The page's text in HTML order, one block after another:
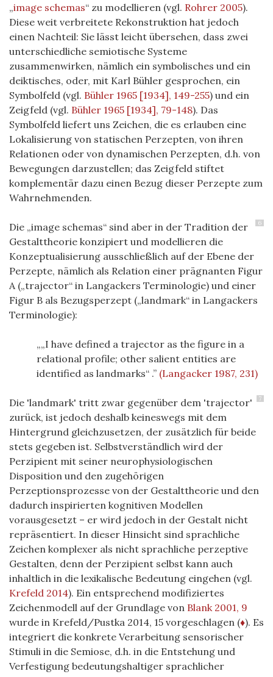
„image schemas“ zu modellieren (vgl. Rohrer 2005).
Diese weit verbreitete Rekonstruktion hat jedoch
einen Nachteil: Sie lässt leicht übersehen, dass zwei
unterschiedliche semiotische Systeme
zusammenwirken, nämlich ein symbolisches und ein
deiktisches, oder, mit Karl Bühler gesprochen, ein
Symbolfeld (vgl. Bühler 1965 [1934], 149-255) und ein
Zeigfeld (vgl. Bühler 1965 [1934], 79-148). Das
Symbolfeld liefert uns Zeichen, die es erlauben eine
Lokalisierung von statischen Perzepten, von ihren
Relationen oder von dynamischen Perzepten, d.h. von
Bewegungen darzustellen; das Zeigfeld stiftet
komplementär dazu einen Bezug dieser Perzepte zum
Wahrnehmenden.
6
Die „image schemas“ sind aber in der Tradition der
Gestalttheorie konzipiert und modellieren die
Konzeptualisierung ausschließlich auf der Ebene der
Perzepte, nämlich als Relation einer prägnanten Figur
A („trajector“ in Langackers Terminologie) und einer
Figur B als Bezugsperzept („landmark“ in Langackers
Terminologie):
„I have defined a trajector as the figure in a
relational profile; other salient entities are
identified as landmarks“ . (Langacker 1987, 231)
7
Die 'landmark' tritt zwar gegenüber dem 'trajector'
zurück, ist jedoch deshalb keineswegs mit dem
Hintergrund gleichzusetzen, der zusätzlich für beide
stets gegeben ist. Selbstverständlich wird der
Perzipient mit seiner neurophysiologischen
Disposition und den zugehörigen
Perzeptionsprozesse von der Gestalttheorie und den
dadurch inspirierten kognitiven Modellen
vorausgesetzt – er wird jedoch in der Gestalt nicht
repräsentiert. In dieser Hinsicht sind sprachliche
Zeichen komplexer als nicht sprachliche perzeptive
Gestalten, denn der Perzipient selbst kann auch
inhaltlich in die lexikalische Bedeutung eingehen (vgl.
Krefeld 2014). Ein entsprechend modifiziertes
Zeichenmodell auf der Grundlage von Blank 2001, 9
wurde in Krefeld/Pustka 2014, 15 vorgeschlagen (♦). Es
integriert die konkrete Verarbeitung sensorischer
Stimuli in die Semiose, d.h. in die Entstehung und
Verfestigung bedeutungshaltiger sprachlicher